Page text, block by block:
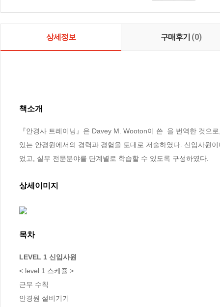
상세정보 구매후기 (0)
책소개
『안경사 트레이닝』은 Davey M. Wooton이 쓴
을 번역한 것으
있는 안경원에서의 경력과 경험을 토대로 저술하였다. 신입사원
었고, 실무 전문분야를 단계별로 학습할 수 있도록 구성하였다.
상세이미지
목차
LEVEL 1 신입사원
< level 1 스케쥴 >
근무 수칙
안경원 설비기기